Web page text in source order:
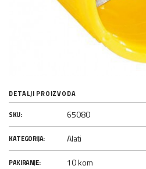
DETALJI PROIZVODA
SKU: 65080
KATEGORIJA: Alati
PAKIRANJE: 10 kom